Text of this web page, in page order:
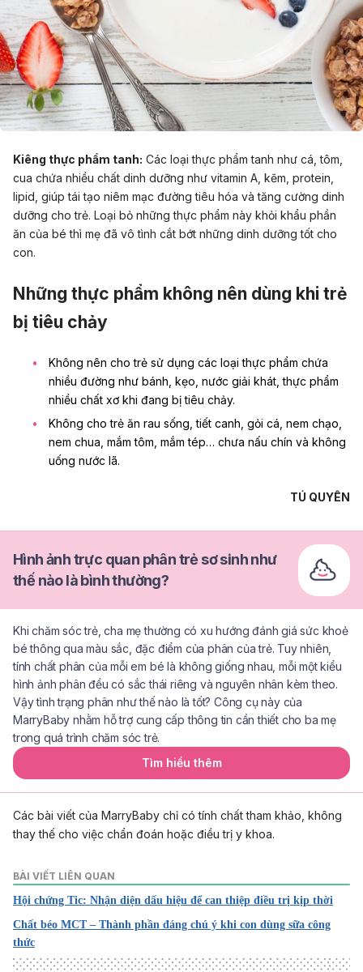
Kiêng thực phẩm tanh: Các loại thực phẩm tanh như cá, tôm,
cua chứa nhiều chất dinh dưỡng như vitamin A, kẽm, protein,
lipid, giúp tái tạo niêm mạc đường tiêu hóa và tăng cường dinh
dưỡng cho trẻ. Loại bỏ những thực phẩm này khỏi khẩu phần
ăn của bé thì mẹ đã vô tình cắt bớt những dinh dưỡng tốt cho
con.
Những thực phẩm không nên dùng khi trẻ
bị tiêu chảy
Không nên cho trẻ sử dụng các loại thực phẩm chứa
nhiều đường như bánh, kẹo, nước giải khát, thực phẩm
nhiều chất xơ khi đang bị tiêu chảy.
Không cho trẻ ăn rau sống, tiết canh, gỏi cá, nem chạo,
nem chua, mắm tôm, mắm tép… chưa nấu chín và không
uống nước lã.
TÚ QUYÊN
Hình ảnh trực quan phân trẻ sơ sinh như
thế nào là bình thường?
Khi chăm sóc trẻ, cha mẹ thường có xu hướng đánh giá sức khoẻ
bé thông qua màu sắc, đặc điểm của phân của trẻ. Tuy nhiên,
tính chất phân của mỗi em bé là không giống nhau, mỗi một kiểu
hình ảnh phân đều có sắc thái riêng và nguyên nhân kèm theo.
Vậy tình trạng phân như thế nào là tốt? Công cụ này của
MarryBaby nhằm hỗ trợ cung cấp thông tin cần thiết cho ba mẹ
trong quá trình chăm sóc trẻ.
Tìm hiểu thêm
Các bài viết của MarryBaby chỉ có tính chất tham khảo, không
thay thế cho việc chẩn đoán hoặc điều trị y khoa.
BÀI VIẾT LIÊN QUAN
Hội chứng Tic: Nhận diện dấu hiệu để can thiệp điều trị kịp thời
Chất béo MCT – Thành phần đáng chú ý khi con dùng sữa công
thức